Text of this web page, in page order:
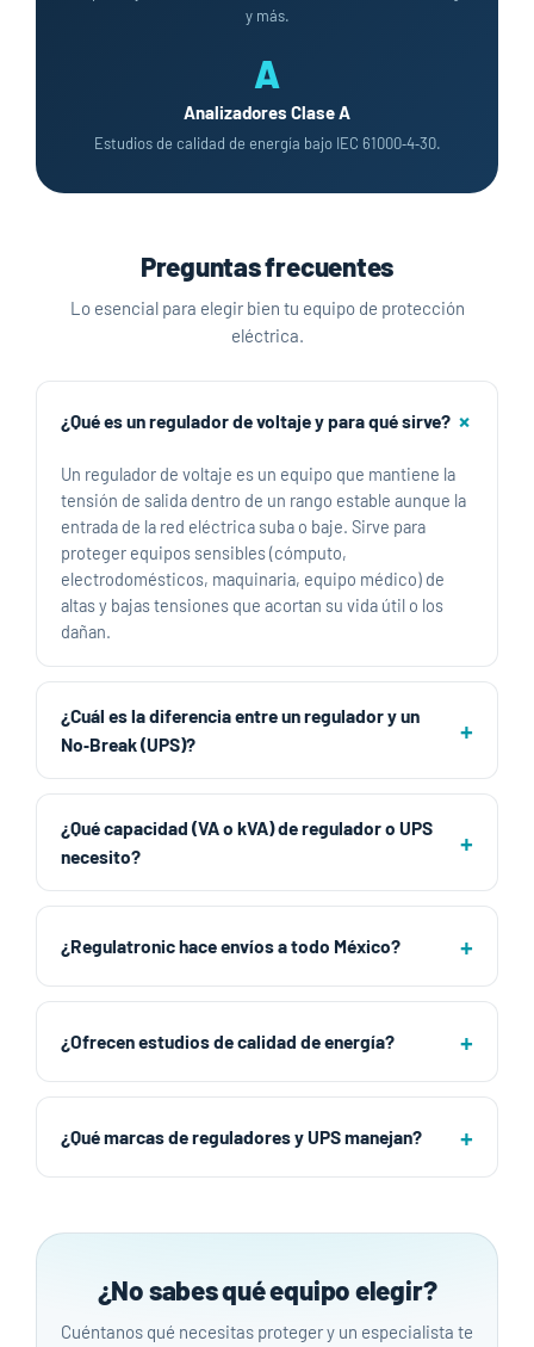
y más.
A
Analizadores Clase A
Estudios de calidad de energía bajo IEC 61000‑4‑30.
Preguntas frecuentes
Lo esencial para elegir bien tu equipo de protección
eléctrica.
¿Qué es un regulador de voltaje y para qué sirve?
Un regulador de voltaje es un equipo que mantiene la
tensión de salida dentro de un rango estable aunque la
entrada de la red eléctrica suba o baje. Sirve para
proteger equipos sensibles (cómputo,
electrodomésticos, maquinaria, equipo médico) de
altas y bajas tensiones que acortan su vida útil o los
dañan.
¿Cuál es la diferencia entre un regulador y un
No‑Break (UPS)?
¿Qué capacidad (VA o kVA) de regulador o UPS
necesito?
¿Regulatronic hace envíos a todo México?
¿Ofrecen estudios de calidad de energía?
¿Qué marcas de reguladores y UPS manejan?
¿No sabes qué equipo elegir?
Cuéntanos qué necesitas proteger y un especialista te